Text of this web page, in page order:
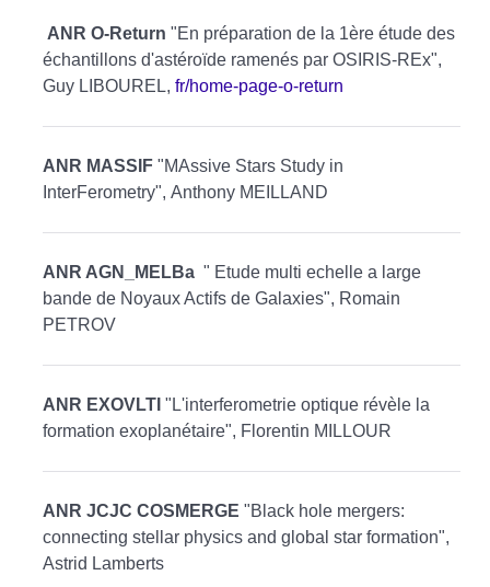
ANR O-Return "En préparation de la 1ère étude des
échantillons d'astéroïde ramenés par OSIRIS-REx",
Guy LIBOUREL, fr/home-page-o-return
ANR MASSIF "MAssive Stars Study in
InterFerometry", Anthony MEILLAND
ANR AGN_MELBa " Etude multi echelle a large
bande de Noyaux Actifs de Galaxies", Romain
PETROV
ANR EXOVLTI "L'interferometrie optique révèle la
formation exoplanétaire", Florentin MILLOUR
ANR JCJC COSMERGE "Black hole mergers:
connecting stellar physics and global star formation",
Astrid Lamberts